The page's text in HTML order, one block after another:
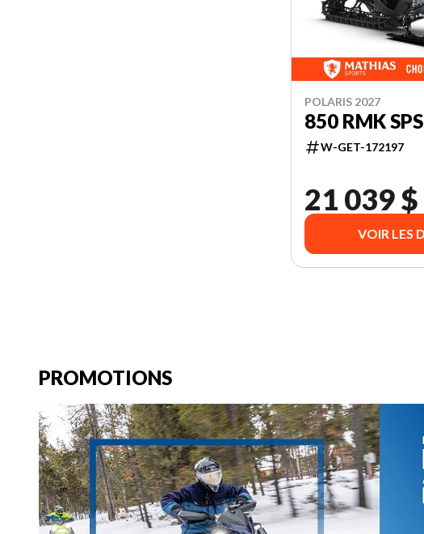
POLARIS 2027
850 RMK
W-GET-172197
21 039 $
VOIR LES
PROMOTIONS